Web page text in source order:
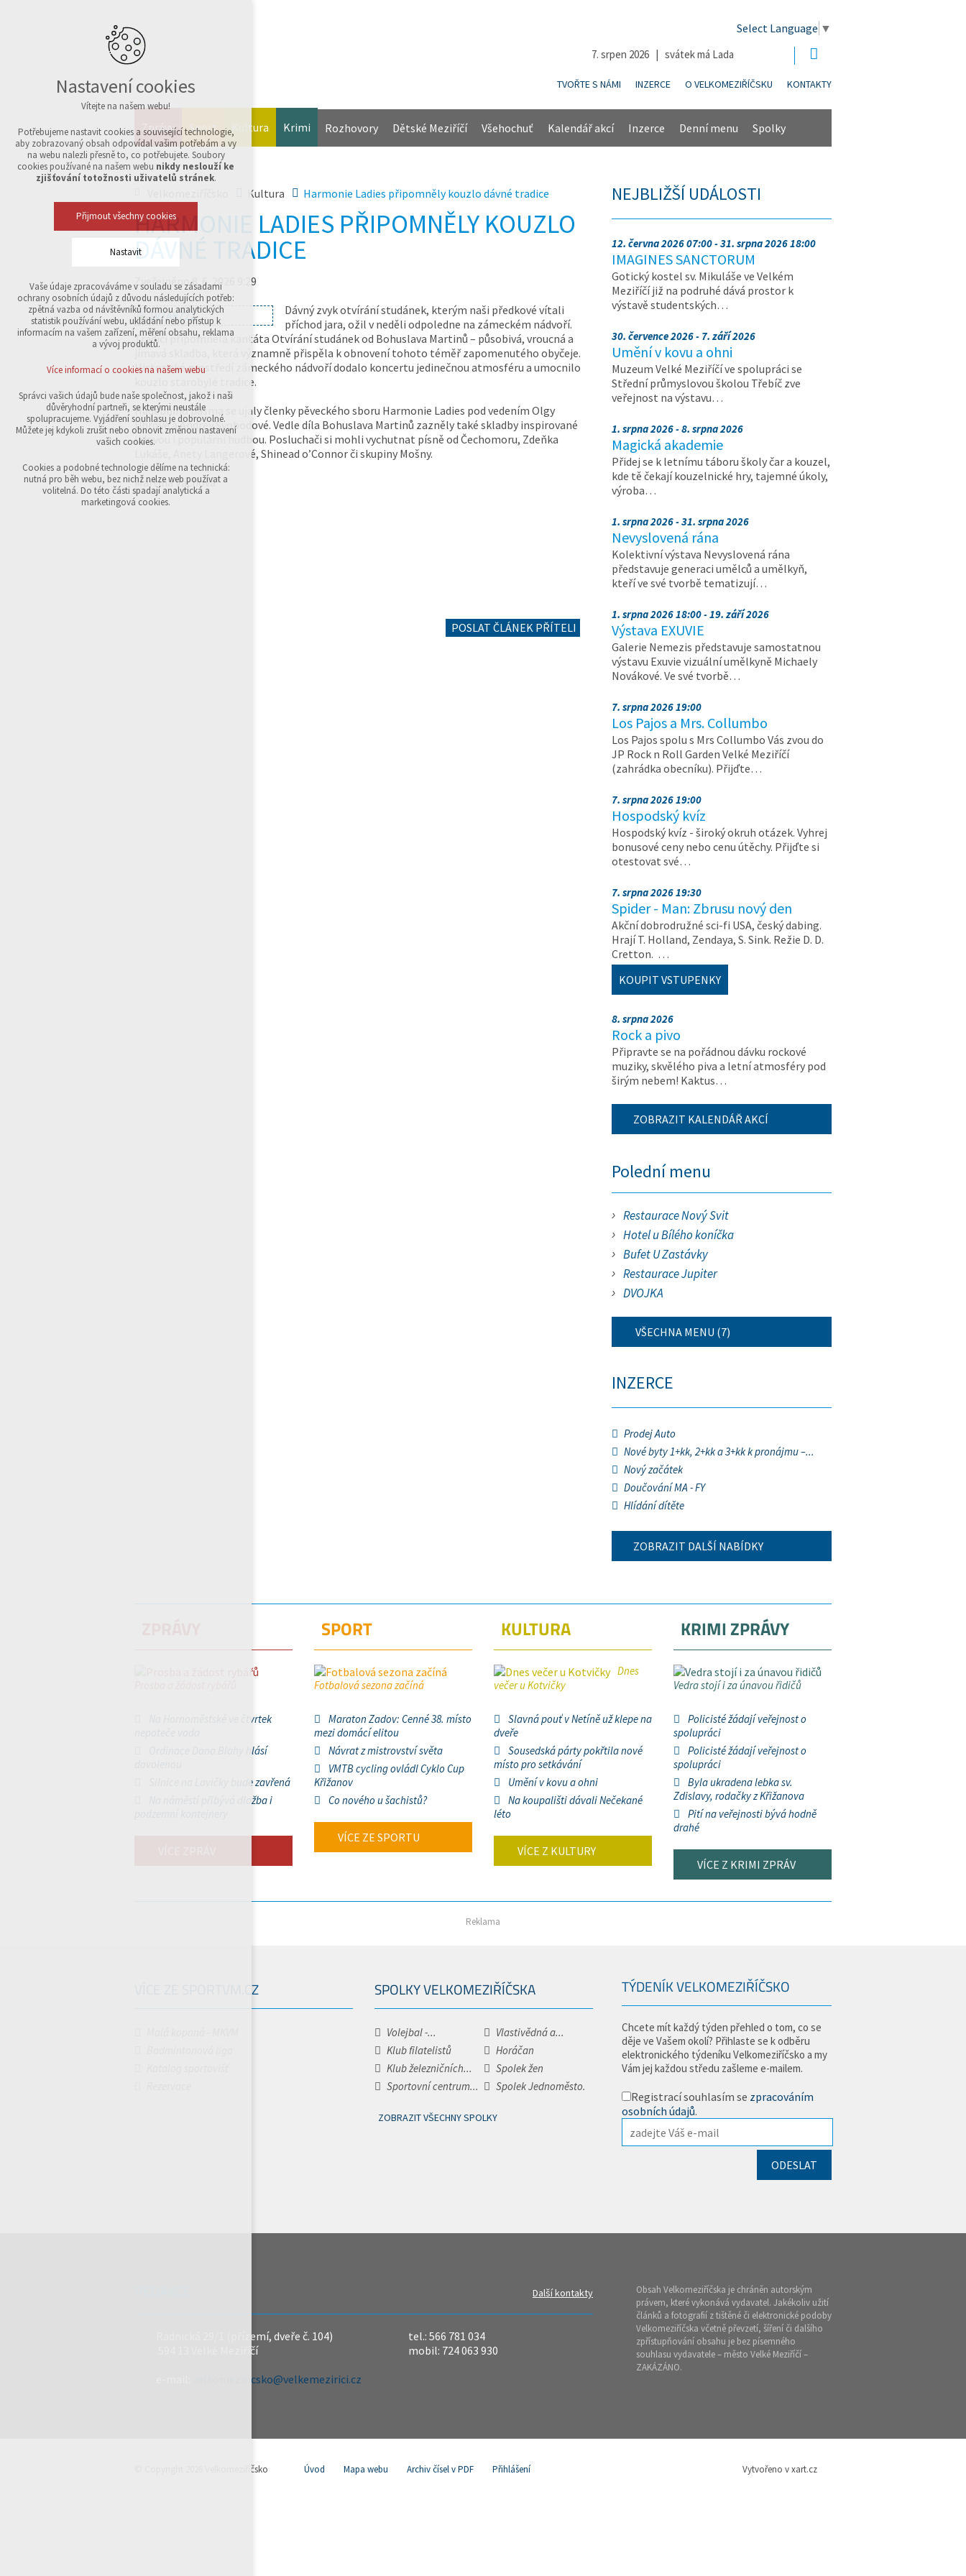
Select Language ▼
7. srpen 2026 | svátek má Lada
TVOŘTE S NÁMI INZERCE O VELKOMEZIŘÍČSKU KONTAKTY
Zprávy Sport Kultura Krimi Rozhovory Dětské Meziříčí Všehochuť Kalendář akcí Inzerce Denní menu Spolky
Kultura Harmonie Ladies připomněly kouzlo dávné tradice
HARMONIE LADIES PŘIPOMNĚLY KOUZLO
DÁVNÉ TRADICE
Zveřejněno 8. 6. 2026 9:29
Dávný zvyk otvírání studánek, kterým naši předkové vítali
příchod jara, ožil v neděli odpoledne na zámeckém nádvoří.
Tradici připomněla kantáta Otvírání studánek od Bohuslava Martinů – působivá, vroucná a
jímavá skladba, která významně přispěla k obnovení tohoto téměř zapomenutého obyčeje.
Historické prostředí zámeckého nádvoří dodalo koncertu jedinečnou atmosféru a umocnilo
kouzlo starobylé tradice.
Hudebního pásma se ujaly členky pěveckého sboru Harmonie Ladies pod vedením Olgy
Ubrové a Andrey Svobodové. Vedle díla Bohuslava Martinů zazněly také skladby inspirované
lidovou i populární hudbou. Posluchači si mohli vychutnat písně od Čechomoru, Zdeňka
Lukáše, Anety Langerové, Shinead o’Connor či skupiny Mošny.
Martina Váchová
POSLAT ČLÁNEK PŘÍTELI
NEJBLIŽŠÍ UDÁLOSTI
12. června 2026 07:00 - 31. srpna 2026 18:00
IMAGINES SANCTORUM
Gotický kostel sv. Mikuláše ve Velkém
Meziříčí již na podruhé dává prostor k
výstavě studentských…
30. července 2026 - 7. září 2026
Umění v kovu a ohni
Muzeum Velké Meziříčí ve spolupráci se
Střední průmyslovou školou Třebíč zve
veřejnost na výstavu…
1. srpna 2026 - 8. srpna 2026
Magická akademie
Přidej se k letnímu táboru školy čar a kouzel,
kde tě čekají kouzelnické hry, tajemné úkoly,
výroba…
1. srpna 2026 - 31. srpna 2026
Nevyslovená rána
Kolektivní výstava Nevyslovená rána
představuje generaci umělců a umělkyň,
kteří ve své tvorbě tematizují…
1. srpna 2026 18:00 - 19. září 2026
Výstava EXUVIE
Galerie Nemezis představuje samostatnou
výstavu Exuvie vizuální umělkyně Michaely
Novákové. Ve své tvorbě…
7. srpna 2026 19:00
Los Pajos a Mrs. Collumbo
Los Pajos spolu s Mrs Collumbo Vás zvou do
JP Rock n Roll Garden Velké Meziříčí
(zahrádka obecníku). Přijďte…
7. srpna 2026 19:00
Hospodský kvíz
Hospodský kvíz - široký okruh otázek. Vyhrej
bonusové ceny nebo cenu útěchy. Přijďte si
otestovat své…
7. srpna 2026 19:30
Spider - Man: Zbrusu nový den
Akční dobrodružné sci-fi USA, český dabing.
Hrají T. Holland, Zendaya, S. Sink. Režie D. D.
Cretton. …
KOUPIT VSTUPENKY
8. srpna 2026
Rock a pivo
Připravte se na pořádnou dávku rockové
muziky, skvělého piva a letní atmosféry pod
širým nebem! Kaktus…
ZOBRAZIT KALENDÁŘ AKCÍ
Polední menu
Restaurace Nový Svit
Hotel u Bílého koníčka
Bufet U Zastávky
Restaurace Jupiter
DVOJKA
VŠECHNA MENU (7)
INZERCE
Prodej Auto
Nové byty 1+kk, 2+kk a 3+kk k pronájmu –...
Nový začátek
Doučování MA - FY
Hlídání dítěte
ZOBRAZIT DALŠÍ NABÍDKY
Na Hornoměstské ve čtvrtek
Ordinace Dana Blahy hlásí
Silnice na Lavičky bude zavřená
Na náměstí přibývá dlažba i
SPORT
Fotbalová sezona začíná
Maraton Zadov: Cenné 38. místo
mezi domácí elitou
Návrat z mistrovství světa
VMTB cycling ovládl Cyklo Cup
Křižanov
Co nového u šachistů?
VÍCE ZE SPORTU
KULTURA
Dnes
večer u Kotvičky
Slavná pouť v Netíně už klepe na
dveře
Sousedská párty pokřtila nové
místo pro setkávání
Umění v kovu a ohni
Na koupališti dávali Nečekané
léto
VÍCE Z KULTURY
KRIMI ZPRÁVY
Vedra stojí i za únavou řidičů
Policisté žádají veřejnost o
spolupráci
Policisté žádají veřejnost o
spolupráci
Byla ukradena lebka sv.
Zdislavy, rodačky z Křižanova
Pití na veřejnosti bývá hodně
drahé
VÍCE Z KRIMI ZPRÁV
Reklama
VÍCE ZE SPORTVM.CZ SPOLKY VELKOMEZIŘÍČSKA
Volejbal -...
Vlastivědná a...
Klub filatelistů
Horáčan
Klub železničních...
Spolek žen
Sportovní centrum...
Spolek Jednoměsto.
ZOBRAZIT VŠECHNY SPOLKY
TÝDENÍK VELKOMEZIŘÍČSKO
Chcete mít každý týden přehled o tom, co se
děje ve Vašem okolí? Přihlaste se k odběru
elektronického týdeníku Velkomeziříčsko a my
Vám jej každou středu zašleme e-mailem.
Registrací souhlasím se zpracováním
osobních údajů.
Další kontakty
Radnická 29/1 (přízemí, dveře č. 104)
594 13 Velké Meziříčí
velkomeziricsko@velkemezirici.cz
tel.: 566 781 034
mobil: 724 063 930
Obsah Velkomeziříčska je chráněn autorským
právem, které vykonává vydavatel. Jakékoliv užití
článků a fotografií z tištěné či elektronické podoby
Velkomeziříčska včetně převzetí, šíření či dalšího
zpřístupňování obsahu je bez písemného
souhlasu vydavatele – město Velké Meziříčí –
ZAKÁZÁNO.
© Copyright 2026 Velkomeziříčsko Úvod Mapa webu Archiv čísel v PDF Přihlášení Vytvořeno v xart.cz
Nastavení cookies
Vítejte na našem webu!
Potřebujeme nastavit cookies a související technologie,
aby zobrazovaný obsah odpovídal vašim potřebám a vy
na webu nalezli přesně to, co potřebujete. Soubory
cookies používané na našem webu nikdy neslouží ke
zjišťování totožnosti uživatelů stránek.
Přijmout všechny cookies
Nastavit
Technická cookies
nutná pro provozování webu
udržení kontextu stránek (session): případná
přihlášení, volby jazyka, apod.
analytická pro anonymizované vyhodnocení
návštěvnosti
marketingová cookies (Google,Sklik)
Více informací o cookies na našem webu
Přijmout všechny cookies
Odmítnout vše
Vaše údaje zpracováváme v souladu se zásadami
ochrany osobních údajů z důvodu následujících potřeb:
zpětná vazba od návštěvníků formou analytických
statistik používání webu, ukládání nebo přístup k
informacím na vašem zařízení, měření obsahu, reklama
a vývoj produktů.
Více informací o cookies na našem webu
Správci vašich údajů bude naše společnost, jakož i naši
důvěryhodní partneři, se kterými neustále
spolupracujeme. Vyjádření souhlasu je dobrovolné.
Můžete jej kdykoli zrušit nebo obnovit změnou nastavení
vašich cookies.
Cookies a podobné technologie dělíme na technická:
nutná pro běh webu, bez nichž nelze web používat a
volitelná. Do této části spadají analytická a
marketingová cookies.